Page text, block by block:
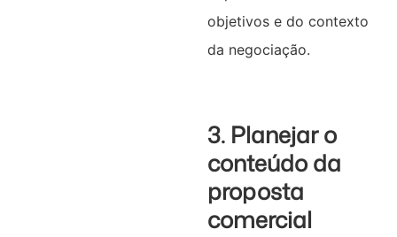
objetivos e do contexto
da negociação.
3. Planejar o
conteúdo da
proposta
comercial